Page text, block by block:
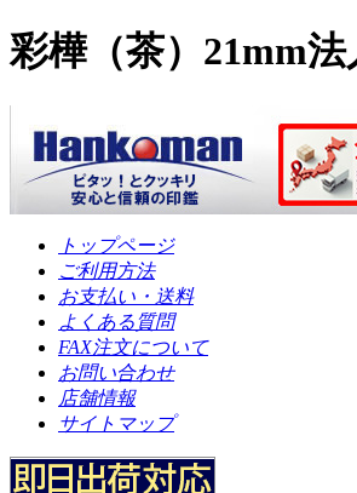
彩樺（茶）21mm
トップページ
ご利用方法
お支払い・送料
よくある質問
FAX注文について
お問い合わせ
店舗情報
サイトマップ